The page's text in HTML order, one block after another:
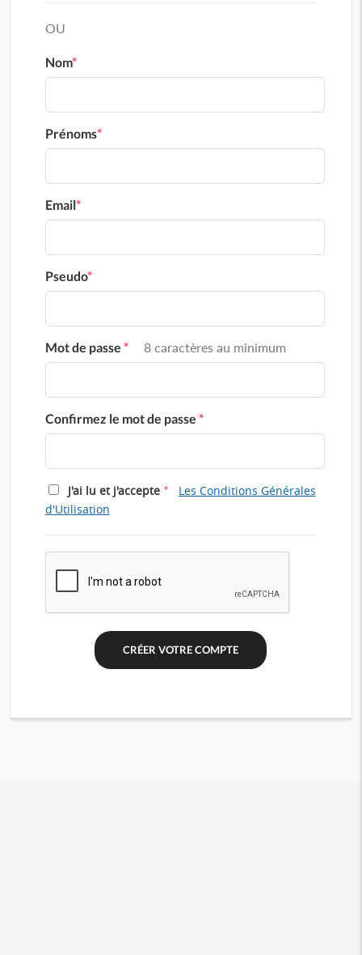
OU
Nom*
Prénoms*
Email*
Pseudo*
Mot de passe * 8 caractères au minimum
Confirmez le mot de passe *
J'ai lu et j'accepte *
Les Conditions Générales
d'Utilisation